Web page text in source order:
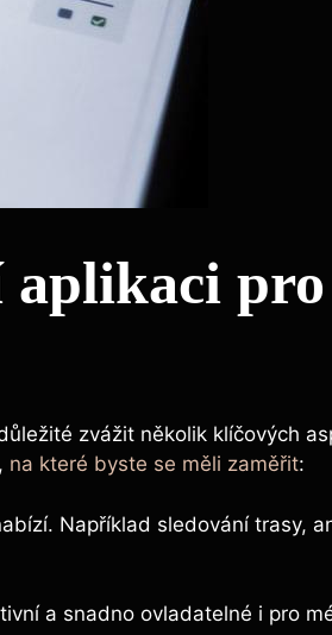
pro
zvážit několik klíčových
na které byste se měli zaměřit:
Například sledování trasy,
a snadno ovladatelné i pro